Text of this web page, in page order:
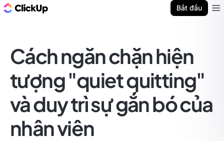
Bắt đầu
Cách ngăn chặn hiện
tượng "quiet quitting"
và duy trì sự gắn bó của
nhân viên